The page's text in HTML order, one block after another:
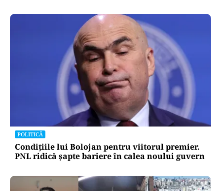
POLITICĂ
Condițiile lui Bolojan pentru viitorul premier.
PNL ridică șapte bariere în calea noului guvern